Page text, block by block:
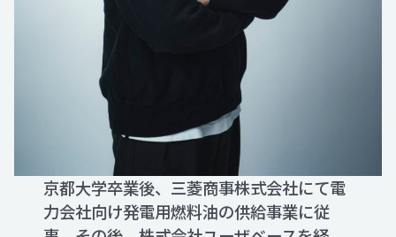
京都大学卒業後、三菱商事株式会社にて電
力会社向け発電用燃料油の供給事業に従